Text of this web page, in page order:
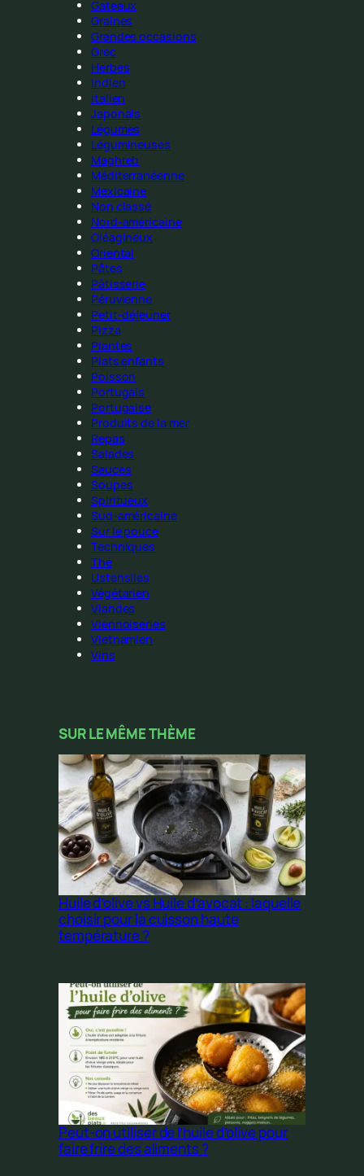
Gateaux
Graines
Grandes occasions
Grec
Herbes
Indien
Italien
Japonais
Légumes
Légumineuses
Maghreb
Méditerranéenne
Mexicaine
Non classé
Nord-américaine
Oléagineux
Oriental
Pâtes
Pâtisserie
Péruvienne
Petit-déjeuner
Pizza
Plantes
Plats enfants
Poisson
Portugais
Portugaise
Produits de la mer
Repas
Salades
Sauces
Soupes
Spiritueux
Sud-américaine
Sur le pouce
Techniques
Thé
Ustensiles
Végétarien
Viandes
Viennoiseries
Vietnamien
Vins
SUR LE MÊME THÈME
Huile d’olive vs Huile d’avocat : laquelle
choisir pour la cuisson haute
température ?
Peut-on utiliser de l’huile d’olive pour
faire frire des aliments ?